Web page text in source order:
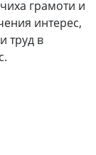
грамоти и
интерес,
труд в